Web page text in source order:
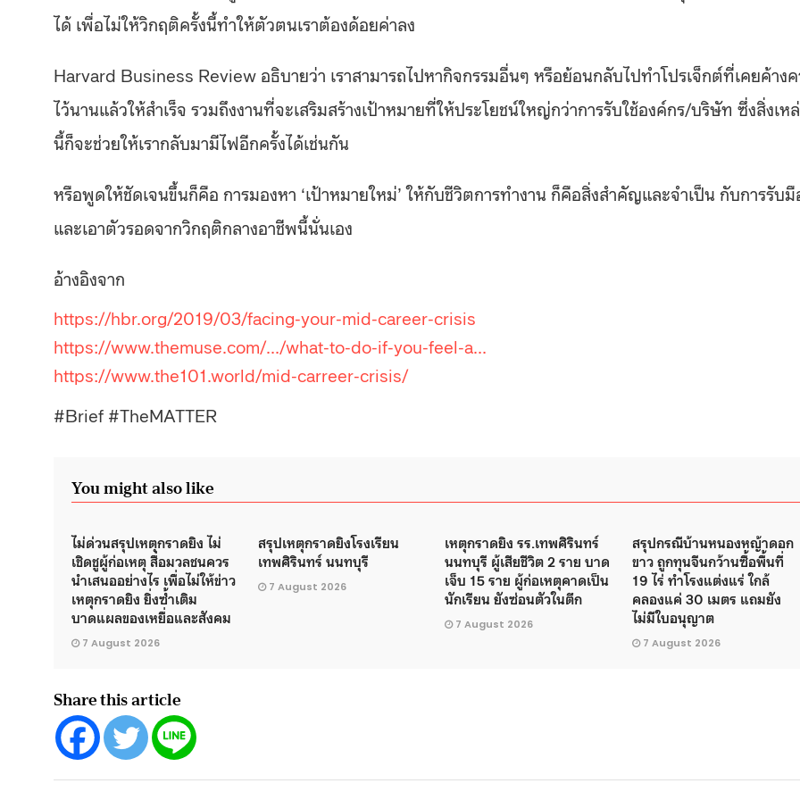
ได้ เพื่อไม่ให้วิกฤติครั้งนี้ทำให้ตัวตนเราต้องด้อยค่าลง
Harvard Business Review อธิบายว่า เราสามารถไปหากิจกรรมอื่นๆ หรือย้อนกลับไปทำโปรเจ็กต์ที่เคยค้าง
ไว้นานแล้วให้สำเร็จ รวมถึงงานที่จะเสริมสร้างเป้าหมายที่ให้ประโยชน์ใหญ่กว่าการรับใช้องค์กร/บริษัท ซึ่งสิ่งเห
นี้ก็จะช่วยให้เรากลับมามีไฟอีกครั้งได้เช่นกัน
หรือพูดให้ชัดเจนขึ้นก็คือ การมองหา ‘เป้าหมายใหม่’ ให้กับชีวิตการทำงาน ก็คือสิ่งสำคัญและจำเป็น กับการรับมื
และเอาตัวรอดจากวิกฤติกลางอาชีพนี้นั่นเอง
อ้างอิงจาก
https://hbr.org/2019/03/facing-your-mid-career-crisis
https://www.themuse.com/…/what-to-do-if-you-feel-a…
https://www.the101.world/mid-carreer-crisis/
#Brief #TheMATTER
You might also like
ไม่ด่วนสรุปเหตุกราดยิง ไม่
เชิดชูผู้ก่อเหตุ สื่อมวลชนควร
นำเสนออย่างไร เพื่อไม่ให้ข่าว
เหตุกราดยิง ยิ่งซ้ำเติม
บาดแผลของเหยื่อและสังคม
7 August 2026
สรุปเหตุกราดยิงโรงเรียน
เทพศิรินทร์ นนทบุรี
7 August 2026
เหตุกราดยิง รร.เทพศิรินทร์
นนทบุรี ผู้เสียชีวิต 2 ราย บาด
เจ็บ 15 ราย ผู้ก่อเหตุคาดเป็น
นักเรียน ยังซ่อนตัวในตึก
7 August 2026
สรุปกรณีบ้านหนองหญ้าดอก
ขาว ถูกทุนจีนกว้านซื้อพื้นที่
19 ไร่ ทำโรงแต่งแร่ ใกล้
คลองแค่ 30 เมตร แถมยัง
ไม่มีใบอนุญาต
7 August 2026
Share this article